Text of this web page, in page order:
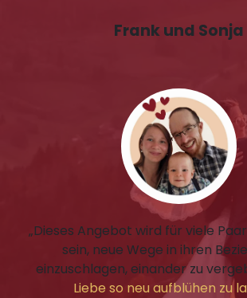
Frank und Sonja
„Dieses Angebot wird für viele
sein, neue Wege in ihren
einzuschlagen, einander zu
Liebe so neu aufblühen zu